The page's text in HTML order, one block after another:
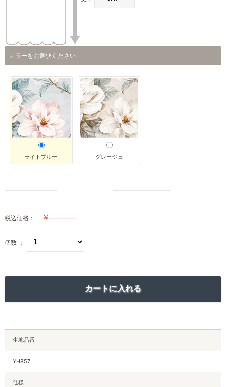
カラーをお選びください
ライトブルー グレージュ
税込価格：
個数 ：
生地品番
YH857
仕様